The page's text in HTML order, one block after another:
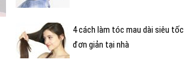
4 cách làm tóc mau dài siêu tốc
đơn giản tại nhà